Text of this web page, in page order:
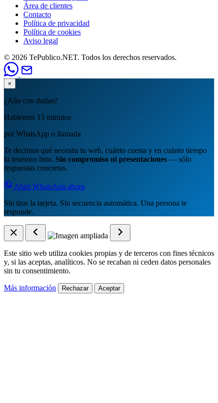
Área de clientes
Contacto
Política de privacidad
Política de cookies
Aviso legal
© 2026 TePublico.NET. Todos los derechos reservados.
×
¿Aún con dudas?
Hablemos 15 minutos
por WhatsApp o llamada
Te decimos qué necesita tu web, cuánto cuesta y en cuánto tiempo
lo tenemos listo. Sin compromiso ni presentaciones — sólo
respuestas concretas.
Abrir WhatsApp ahora
Sin tirar la tarjeta. Sin secuencia automática. Una persona te
responde.
Este sitio web utiliza cookies propias y de terceros con fines técnicos
y, si las aceptas, analíticos. No se recaban ni ceden datos personales
sin tu consentimiento.
Más información Rechazar Aceptar